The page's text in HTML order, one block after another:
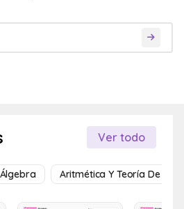
Ver todo
Álgebra Aritmética Y Teoría De